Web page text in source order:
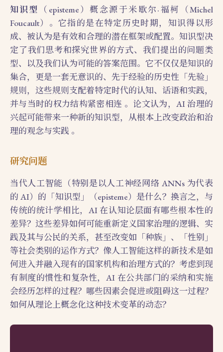
知识型
（episteme）概念源于米歇尔·福柯（Michel
Foucault）。它指的是在特定历史时期，知识得以形
成、被认为是有效和合理的潜在框架或配置。知识型决
定了我们思考和探究世界的方式、我们提出的问题类
型、以及我们认为可能的答案范围。它不仅仅是知识的
集合，更是一套无意识的、先于经验的历史性「先验」
规则，这些规则支配着特定时代的认知、话语和实践，
并与当时的权力结构紧密相连 。论文认为，AI 治理的
兴起可能带来一种新的知识型，从根本上改变政治和治
理的观念与实践 。
研究问题
当代人工智能（特别是以人工神经网络 ANNs 为代表
的 AI）的「知识型」（episteme）是什么？换言之，与
传统的统计学相比，AI 在认知论层面有哪些根本性的
差异？这些差异如何可能重新定义国家治理的逻辑、实
践及其与公民的关系，甚至改变如「种族」、「性别」
等社会类别的运作方式？像人工智能这样的新技术是如
何进入并融入现有的国家机构和治理方式的？考虑到现
有制度的惯性和复杂性，AI 在公共部门的采纳和实施
会经历怎样的过程？哪些因素会促进或阻碍这一过程？
如何从理论上概念化这种技术变革的动态？